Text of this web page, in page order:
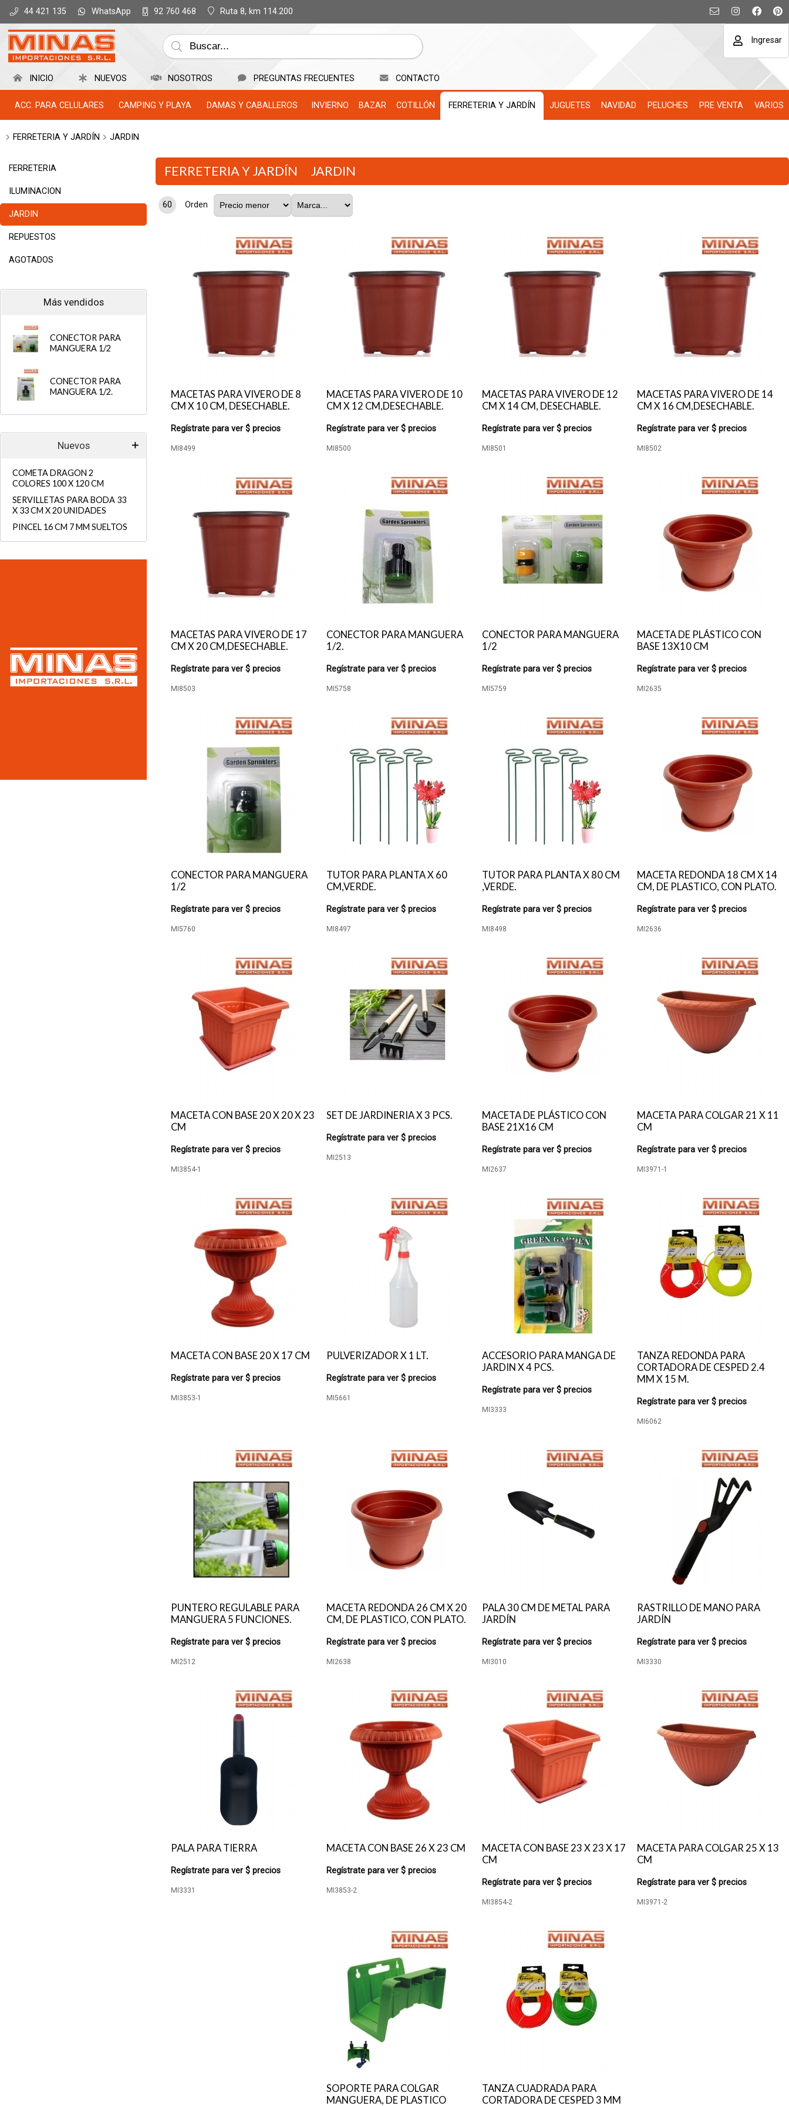
44 421 135 WhatsApp 92 760 468 Ruta 8, km 114.200
Ingresar
INICIO NUEVOS NOSOTROS PREGUNTAS FRECUENTES CONTACTO
ACC. PARA CELULARES CAMPING Y PLAYA DAMAS Y CABALLEROS INVIERNO BAZAR COTILLÓN FERRETERIA Y JARDÍN JUGUETES NAVIDAD PELUCHES PRE VENTA VARIOS
FERRETERIA Y JARDÍN JARDIN
FERRETERIA
ILUMINACION
JARDIN
REPUESTOS
AGOTADOS
Más vendidos
CONECTOR PARA
MANGUERA 1/2
CONECTOR PARA
MANGUERA 1/2.
Nuevos
COMETA DRAGON 2
COLORES 100 X 120 CM
SERVILLETAS PARA BODA 33
X 33 CM X 20 UNIDADES
PINCEL 16 CM 7 MM SUELTOS
FERRETERIA Y JARDÍN JARDIN
60 Orden
MACETAS PARA VIVERO DE 8
CM X 10 CM, DESECHABLE.
Regístrate para ver $ precios
MI8499
MACETAS PARA VIVERO DE 10
CM X 12 CM,DESECHABLE.
Regístrate para ver $ precios
MI8500
MACETAS PARA VIVERO DE 12
CM X 14 CM, DESECHABLE.
Regístrate para ver $ precios
MI8501
MACETAS PARA VIVERO DE 14
CM X 16 CM,DESECHABLE.
Regístrate para ver $ precios
MI8502
MACETAS PARA VIVERO DE 17
CM X 20 CM,DESECHABLE.
Regístrate para ver $ precios
MI8503
CONECTOR PARA MANGUERA
1/2.
Regístrate para ver $ precios
MI5758
CONECTOR PARA MANGUERA
1/2
Regístrate para ver $ precios
MI5759
MACETA DE PLÁSTICO CON
BASE 13X10 CM
Regístrate para ver $ precios
MI2635
CONECTOR PARA MANGUERA
1/2
Regístrate para ver $ precios
MI5760
TUTOR PARA PLANTA X 60
CM,VERDE.
Regístrate para ver $ precios
MI8497
TUTOR PARA PLANTA X 80 CM
,VERDE.
Regístrate para ver $ precios
MI8498
MACETA REDONDA 18 CM X 14
CM, DE PLASTICO, CON PLATO.
Regístrate para ver $ precios
MI2636
MACETA CON BASE 20 X 20 X 23
CM
Regístrate para ver $ precios
MI3854-1
SET DE JARDINERIA X 3 PCS.
Regístrate para ver $ precios
MI2513
MACETA DE PLÁSTICO CON
BASE 21X16 CM
Regístrate para ver $ precios
MI2637
MACETA PARA COLGAR 21 X 11
CM
Regístrate para ver $ precios
MI3971-1
MACETA CON BASE 20 X 17 CM
Regístrate para ver $ precios
MI3853-1
PULVERIZADOR X 1 LT.
Regístrate para ver $ precios
MI5661
ACCESORIO PARA MANGA DE
JARDIN X 4 PCS.
Regístrate para ver $ precios
MI3333
TANZA REDONDA PARA
CORTADORA DE CESPED 2.4
MM X 15 M.
Regístrate para ver $ precios
MI6062
PUNTERO REGULABLE PARA
MANGUERA 5 FUNCIONES.
Regístrate para ver $ precios
MI2512
MACETA REDONDA 26 CM X 20
CM, DE PLASTICO, CON PLATO.
Regístrate para ver $ precios
MI2638
PALA 30 CM DE METAL PARA
JARDÍN
Regístrate para ver $ precios
MI3010
RASTRILLO DE MANO PARA
JARDÍN
Regístrate para ver $ precios
MI3330
PALA PARA TIERRA
Regístrate para ver $ precios
MI3331
MACETA CON BASE 26 X 23 CM
Regístrate para ver $ precios
MI3853-2
MACETA CON BASE 23 X 23 X 17
CM
Regístrate para ver $ precios
MI3854-2
MACETA PARA COLGAR 25 X 13
CM
Regístrate para ver $ precios
MI3971-2
SOPORTE PARA COLGAR
MANGUERA, DE PLASTICO
TANZA CUADRADA PARA
CORTADORA DE CESPED 3 MM